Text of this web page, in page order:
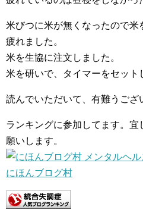
米びつに米が無くなったので米
疲れました。
米を生協に注文しました。
米を研いで、タイマーをセット
読んでいただいて、有難うござ
ランキングに参加してます。
願いします。
にほんブログ村